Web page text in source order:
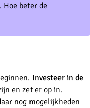
beter de
Investeer in de
en zet er op in.
nog mogelijkheden